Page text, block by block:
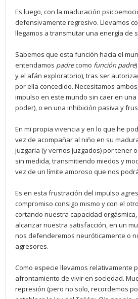
Es luego, con la maduración
defensivamente regresivo. Llevamos
llegamos a transmutar una energía de
Sabemos que esta función hacia el
entendamos padrecomo función padre
y el afán exploratorio), tras ser
por ella concedido. Necesitamos
impulso en este mundo sin caer en
poder), o en una inhibición pasiva y
En mi propia vivencia y en lo que he
vez de acompañar al niño en su
juzgarla (y vernos juzgados) por tener
sin medida, transmitiendo miedos y
vez de un límite amoroso que nos
Es en esta frustración del impulso
compromiso consigo mismo y con el
cortando nuestra capacidad
alcanzar nuestra satisfacción, en un
nos defenderemos neuróticamente o
agresores.
Como especie llevamos relativamente
afrontamiento de vivir en sociedad.
represión (pero no solo, recordemos